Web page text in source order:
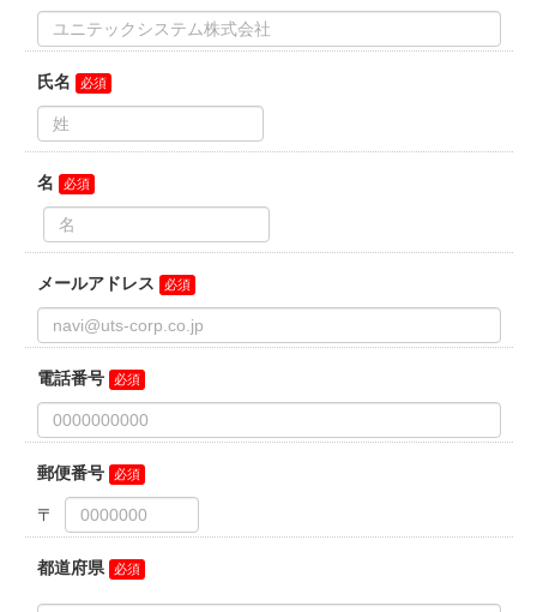
Ⅶ 11階
電話番号：03-3837-5467
３.委託について
上記１項の利用目的を果たすために外部委託をする場合があり
ます。
４．個人情報を提供することの任意性について
当社に個人情報をお預かりすることは任意です。ただし、お預
できない場合があります。
５．個人情報に関する開示等について
当社が保有する開示対象個人情報の取扱いに関する開示等（利
用目的の通知、開示、内容の訂正・追加又は削除、利用の停
示の申し出は上記２項の個人情報保護管理者までご連絡下さ
い。開示等の請求手続きについて説明をさせていただきます。
なお、利用目的の通知、及び個人情報の開示に関わる手数料
６．個人情報を保存する場合の注意点
当社ではお客様が承認をした場合のみ、お客様のWebブラウザ
に特定の情報が保存されます。
お客様の携帯端末またはコンピューターにおける個人情報保護
の安全性はお客様の判断に委ねられます。
免責事項
ご本人様が使用したブラウザに保存された個人情報について当
社は一切の責任を負いません。